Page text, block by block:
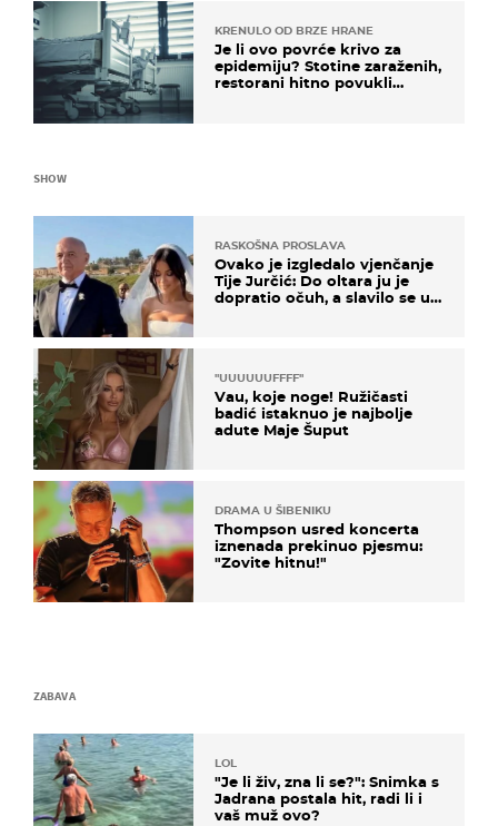
KRENULO OD BRZE HRANE
Je li ovo povrće krivo za
epidemiju? Stotine zaraženih,
restorani hitno povukli
SHOW
RASKOŠNA PROSLAVA
Ovako je izgledalo vjenčanje
Tije Jurčić: Do oltara ju je
dopratio očuh, a slavilo se uz
"UUUUUUFFFF"
Vau, koje noge! Ružičasti
badić istaknuo je najbolje
adute Maje Šuput
DRAMA U ŠIBENIKU
Thompson usred koncerta
iznenada prekinuo pjesmu:
"Zovite hitnu!"
ZABAVA
LOL
"Je li živ, zna li se?": Snimka s
Jadrana postala hit, radi li i
vaš muž ovo?